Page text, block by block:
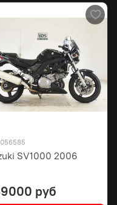
056585
SV1000 2006
руб